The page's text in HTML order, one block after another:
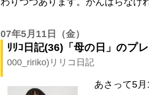
07年5月11日 （金）
ﾘﾘｺ日記(36)「母の日」のプ
000_ririko)リリコ日記
あさって5月